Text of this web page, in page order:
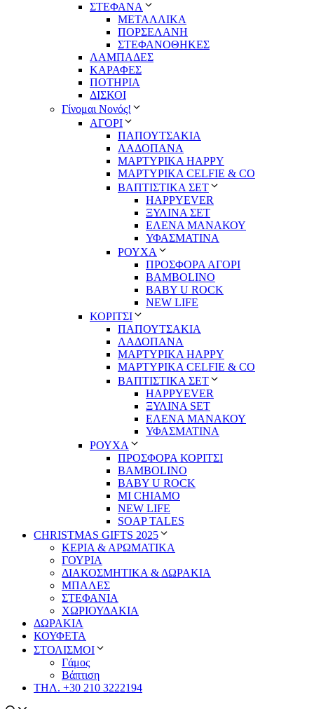
ΣΤΕΦΑΝΑ
ΜΕΤΑΛΛΙΚΑ
ΠΟΡΣΕΛΑΝΗ
ΣΤΕΦΑΝΟΘΗΚΕΣ
ΛΑΜΠΑΔΕΣ
ΚΑΡΑΦΕΣ
ΠΟΤΗΡΙΑ
ΔΙΣΚΟΙ
Γίνομαι Νονός!
ΑΓΟΡΙ
ΠΑΠΟΥΤΣΑΚΙΑ
ΛΑΔΟΠΑΝΑ
ΜΑΡΤΥΡΙΚΑ HAPPY
ΜΑΡΤΥΡΙΚΑ CELFIE & CO
ΒΑΠΤΙΣΤΙΚΑ ΣΕΤ
HAPPYEVER
ΞΥΛΙΝΑ ΣΕΤ
ΕΛΕΝΑ ΜΑΝΑΚΟΥ
ΥΦΑΣΜΑΤΙΝΑ
ΡΟΥΧΑ
ΠΡΟΣΦΟΡΑ ΑΓΟΡΙ
BAMBOLINO
BABY U ROCK
NEW LIFE
ΚΟΡΙΤΣΙ
ΠΑΠΟΥΤΣΑΚΙΑ
ΛΑΔΟΠΑΝΑ
ΜΑΡΤΥΡΙΚΑ HAPPY
ΜΑΡΤΥΡΙΚΑ CELFIE & CO
ΒΑΠΤΙΣΤΙΚΑ ΣΕΤ
HAPPYEVER
ΞΥΛΙΝΑ SET
ΕΛΕΝΑ ΜΑΝΑΚΟΥ
ΥΦΑΣΜΑΤΙΝΑ
ΡΟΥΧΑ
ΠΡΟΣΦΟΡΑ ΚΟΡΙΤΣΙ
BAMBOLINO
BABY U ROCK
MI CHIAMO
NEW LIFE
SOAP TALES
CHRISTMAS GIFTS 2025
ΚΕΡΙΑ & ΑΡΩΜΑΤΙΚΑ
ΓΟΥΡΙΑ
ΔΙΑΚΟΣΜΗΤΙΚΑ & ΔΩΡΑΚΙΑ
ΜΠΑΛΕΣ
ΣΤΕΦΑΝΙΑ
ΧΩΡΙΟΥΔΑΚΙΑ
ΔΩΡΑΚΙΑ
ΚΟΥΦΕΤΑ
ΣΤΟΛΙΣΜΟΙ
Γάμος
Βάπτιση
ΤΗΛ. +30 210 3222194